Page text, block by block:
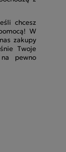
chcesz
W
zakupy
Twoje
pewno